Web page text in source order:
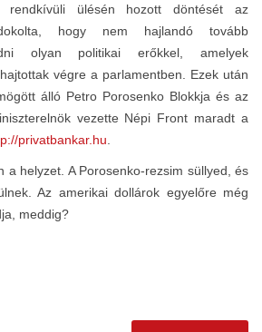
rendkívüli ülésén hozott döntését az
hogy nem hajlandó tovább
olyan politikai erőkkel, amelyek
végre a parlamentben. Ezek után
álló Petro Porosenko Blokkja és az
vezette Népi Front maradt a
privatbankar.hu
a helyzet. A Porosenko-rezsim süllyed, és
Az amerikai dollárok egyelőre még
meddig?